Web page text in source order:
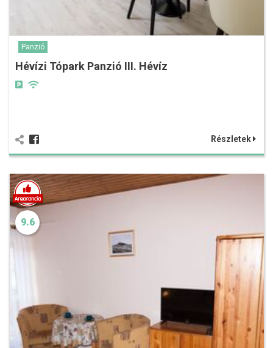
Panzió
Hévízi Tópark Panzió III. Hévíz
Részletek
9.6